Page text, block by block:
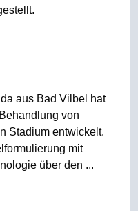
aus Bad Vilbel hat
von
Stadium entwickelt.
mit
über den ...